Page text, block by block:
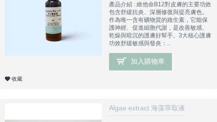
產品介紹 : 維他命B12對皮膚的主要功效
包含舒緩抗炎、深層修復與提亮膚色。
作為唯一含有礦物質的維生素，它能保
護神經、促進細胞代謝，是改善敏感、
乾燥與暗沉的護膚好幫手。3大核心護膚
功效舒緩敏感與發炎：..
加入購物車
收藏
Algae extract 海藻萃取液